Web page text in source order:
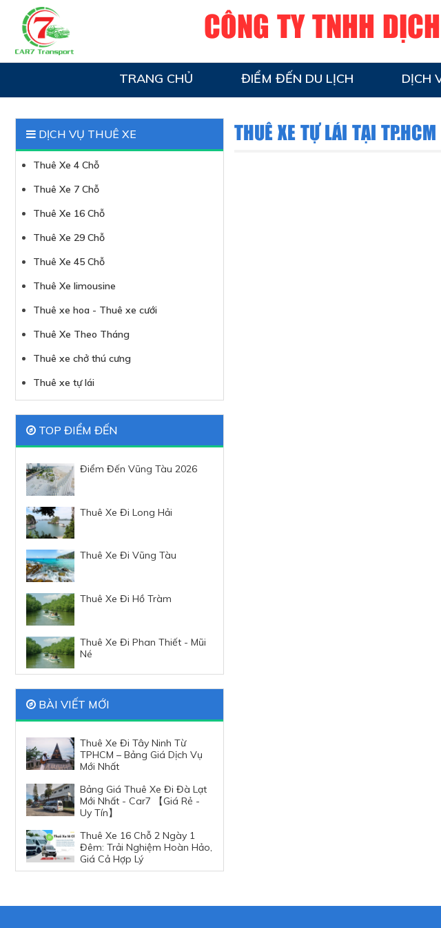
CÔNG TY TNHH
TRANG CHỦ ĐIỂM ĐẾN DU LỊCH DỊCH
DỊCH VỤ THUÊ XE
Thuê Xe 4 Chỗ
Thuê Xe 7 Chỗ
Thuê Xe 16 Chỗ
Thuê Xe 29 Chỗ
Thuê Xe 45 Chỗ
Thuê Xe limousine
Thuê xe hoa - Thuê xe cưới
Thuê Xe Theo Tháng
Thuê xe chở thú cưng
Thuê xe tự lái
TOP ĐIỂM ĐẾN
Điểm Đến Vũng Tàu 2026
Thuê Xe Đi Long Hải
Thuê Xe Đi Vũng Tàu
Thuê Xe Đi Hồ Tràm
Thuê Xe Đi Phan Thiết - Mũi
Né
BÀI VIẾT MỚI
Thuê Xe Đi Tây Ninh Từ
TPHCM – Bảng Giá Dịch Vụ
Mới Nhất
Bảng Giá Thuê Xe Đi Đà Lạt
Mới Nhất - Car7 【Giá Rẻ -
Uy Tín】
Thuê Xe 16 Chỗ 2 Ngày 1
Đêm: Trải Nghiệm Hoàn Hảo,
Giá Cả Hợp Lý
THUÊ XE TỰ LÁI TẠI